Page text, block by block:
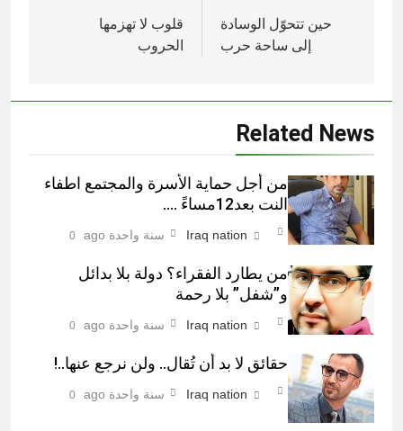
المقالات
حين تتحوّل الوسادة
إلى ساحة حرب
قلوب لا تهزمها
الحروب
Related News
من أجل حماية الأسرة والمجتمع اطفاء
النت بعد12مساءً ….
Iraq nation سنة واحدة ago 0
من يطارد الفقراء؟ دولة بلا بدائل
و”شفل” بلا رحمة
Iraq nation سنة واحدة ago 0
حقائق لا بد أن تُقال.. ولن نرجع عنها..!
Iraq nation سنة واحدة ago 0